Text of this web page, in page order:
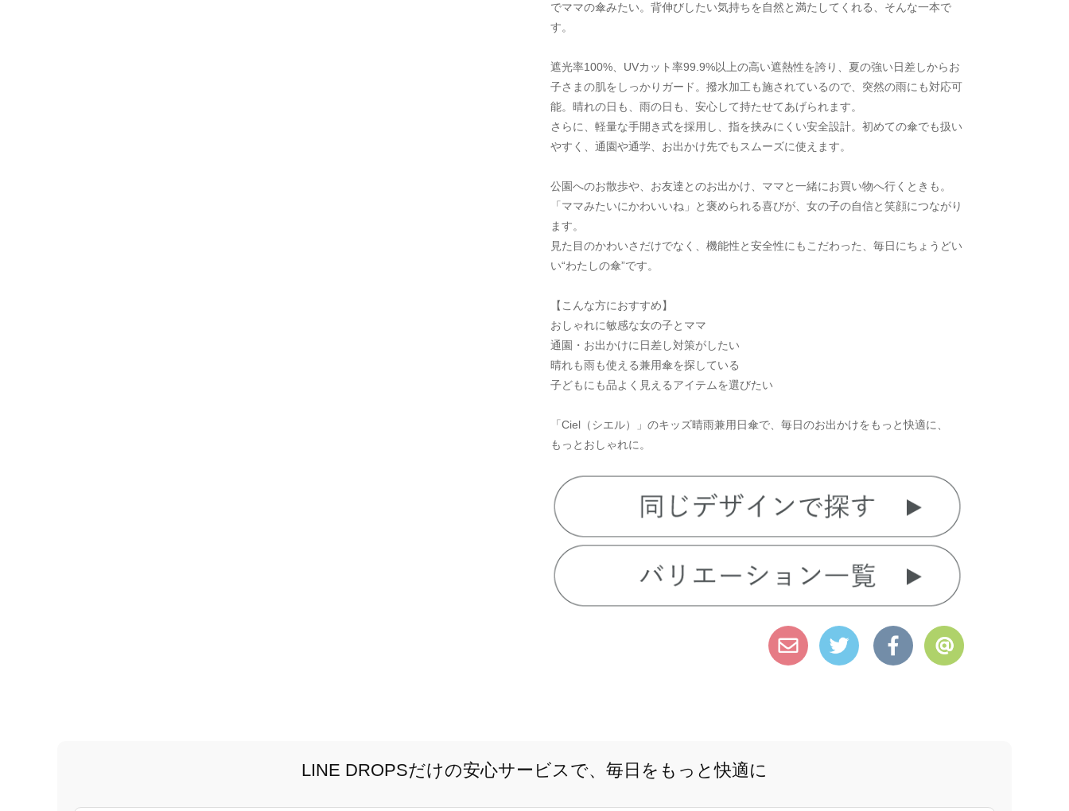
でママの傘みたい。背伸びしたい気持ちを自然と満たしてくれる、そんな一本で
す。
遮光率100%、UVカット率99.9%以上の高い遮熱性を誇り、夏の強い日差しからお
子さまの肌をしっかりガード。撥水加工も施されているので、突然の雨にも対応可
能。晴れの日も、雨の日も、安心して持たせてあげられます。
さらに、軽量な手開き式を採用し、指を挟みにくい安全設計。初めての傘でも扱い
やすく、通園や通学、お出かけ先でもスムーズに使えます。
公園へのお散歩や、お友達とのお出かけ、ママと一緒にお買い物へ行くときも。
「ママみたいにかわいいね」と褒められる喜びが、女の子の自信と笑顔につながり
ます。
見た目のかわいさだけでなく、機能性と安全性にもこだわった、毎日にちょうどい
い“わたしの傘”です。
【こんな方におすすめ】
おしゃれに敏感な女の子とママ
通園・お出かけに日差し対策がしたい
晴れも雨も使える兼用傘を探している
子どもにも品よく見えるアイテムを選びたい
「Ciel（シエル）」のキッズ晴雨兼用日傘で、毎日のお出かけをもっと快適に、
もっとおしゃれに。
LINE DROPSだけの安心サービスで、毎日をもっと快適に